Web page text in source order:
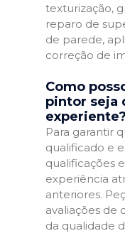
texturização,
reparo de
de parede,
correção de
Como
pintor seja
experiente?
Para garantir
qualificado e
qualificações
experiência
anteriores.
avaliações de
da qualidade